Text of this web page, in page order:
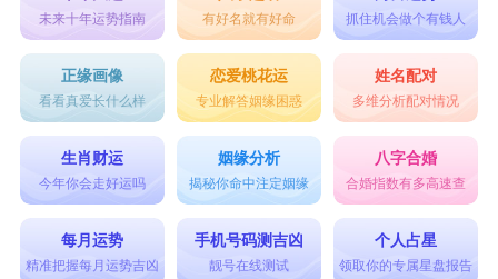
未来十年运势指南 有好名就有好命 抓住机会做个有钱人
正缘画像
看看真爱长什么样
恋爱桃花运
专业解答姻缘困惑
姓名配对
多维分析配对情况
生肖财运
今年你会走好运吗
姻缘分析
揭秘你命中注定姻缘
八字合婚
合婚指数有多高速查
每月运势
精准把握每月运势吉凶
手机号码测吉凶
靓号在线测试
个人占星
领取你的专属星盘报告